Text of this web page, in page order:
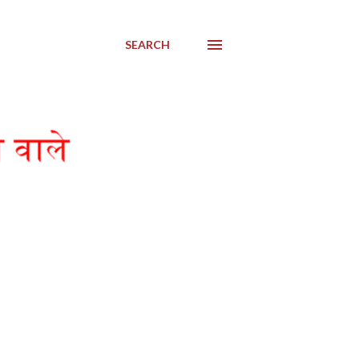
SEARCH